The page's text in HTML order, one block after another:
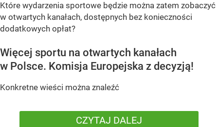
Które wydarzenia sportowe będzie można zatem zobaczyć
w otwartych kanałach, dostępnych bez konieczności
dodatkowych opłat?
Więcej sportu na otwartych kanałach
w Polsce. Komisja Europejska z decyzją!
Konkretne wieści można znaleźć
CZYTAJ DALEJ